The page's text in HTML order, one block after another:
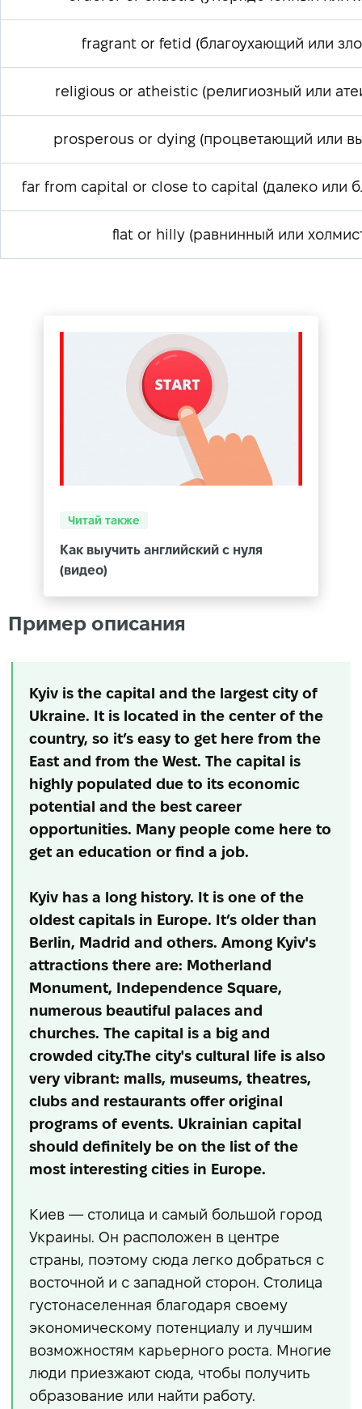
fragrant or fetid (благоухающий или
religious or atheistic (религиозный или
prosperous or dying (процветающий или
far from capital or close to capital (далеко или
flat or hilly (равнинный или
Читай также
Как выучить английский с нуля
(видео)
Пример описания
Kyiv is the capital and the largest city of
Ukraine. It is located in the center of the
country, so it’s easy to get here from the
East and from the West. The capital is
highly populated due to its economic
potential and the best career
opportunities. Many people come here to
get an education or find a job.
Kyiv has a long history. It is one of the
oldest capitals in Europe. It’s older than
Berlin, Madrid and others. Among Kyiv's
attractions there are: Motherland
Monument, Independence Square,
numerous beautiful palaces and
churches. The capital is a big and
crowded city.The city's cultural life is also
very vibrant: malls, museums, theatres,
clubs and restaurants offer original
programs of events. Ukrainian capital
should definitely be on the list of the
most interesting cities in Europe.
Киев — столица и самый большой город
Украины. Он расположен в центре
страны, поэтому сюда легко добраться с
восточной и с западной сторон. Столица
густонаселенная благодаря своему
экономическому потенциалу и лучшим
возможностям карьерного роста. Многие
люди приезжают сюда, чтобы получить
образование или найти работу.